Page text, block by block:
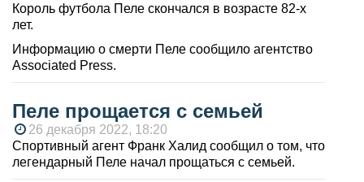
Король футбола Пеле скончался в возрасте 82-х
лет.
Информацию о смерти Пеле сообщило агентство
Associated Press.
Пеле прощается с семьей
26 декабря 2022, 18:20
Спортивный агент Франк Халид сообщил о том, что
легендарный Пеле начал прощаться с семьей.